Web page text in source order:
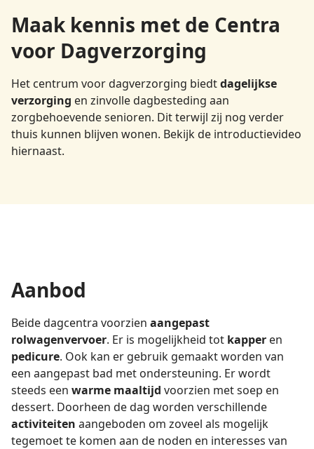
Maak kennis met de Centra
voor Dagverzorging
Het centrum voor dagverzorging biedtdagelijkse
verzorging en zinvolle dagbesteding aan
zorgbehoevende senioren. Dit terwijl zij nog verder
thuis kunnen blijven wonen. Bekijk de introductievideo
hiernaast.
Aanbod
Beide dagcentra voorzien aangepast
rolwagenvervoer. Er is mogelijkheid tot kapper en
pedicure. Ook kan er gebruik gemaakt worden van
een aangepast bad met ondersteuning. Er wordt
steeds een warme maaltijd voorzien met soep en
dessert. Doorheen de dag worden verschillende
activiteiten aangeboden om zoveel als mogelijk
tegemoet te komen aan de noden en interesses van